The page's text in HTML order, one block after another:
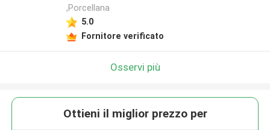
,Porcellana
5.0
Fornitore verificato
Osservi più
Ottieni il miglior prezzo per